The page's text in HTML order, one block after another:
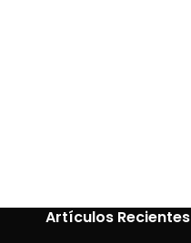
Artículos Recientes